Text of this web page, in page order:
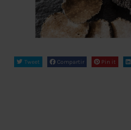
Tweet Compartir Pin it